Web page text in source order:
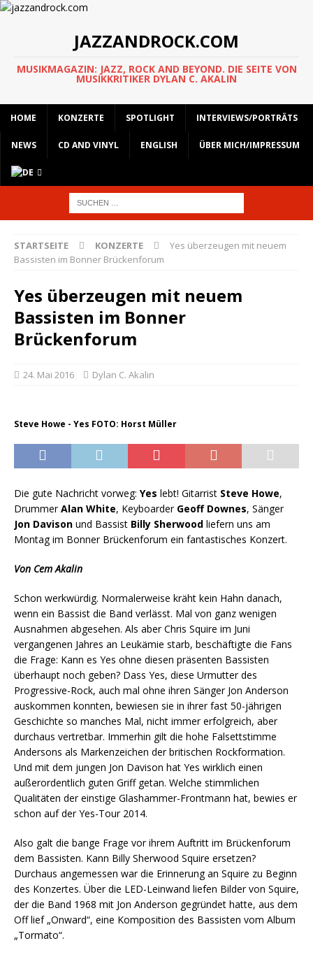
JAZZANDROCK.COM
MUSIKMAGAZIN: JAZZ, ROCK AND BEYOND. DIE SEITE VON
MUSIKKRITIKER DYLAN C. AKALIN
HOME KONZERTE SPOTLIGHT INTERVIEWS/PORTRÄTS
NEWS CD AND VINYL ENGLISH ÜBER MICH/IMPRESSUM
STARTSEITE KONZERTE
Yes überzeugen mit neuem
Bassisten im Bonner Brückenforum
Yes überzeugen mit neuem
Bassisten im Bonner
Brückenforum
24. Mai 2016 Dylan C. Akalin
Steve Howe - Yes FOTO: Horst Müller
Die gute Nachricht vorweg: Yes lebt! Gitarrist Steve Howe,
DrummerAlan White, Keyboarder Geoff Downes, Sänger
Jon Davison und Bassist Billy Sherwood liefern uns am
Montag im Bonner Brückenforum ein fantastisches Konzert.
Von Cem Akalin
Schon werkwürdig. Normalerweise kräht kein Hahn danach,
wenn ein Bassist die Band verlässt. Mal von ganz wenigen
Ausnahmen abgesehen. Als aber Chris Squire im Juni
vergangenen Jahres an Leukämie starb, beschäftigte die Fans
die Frage: Kann es Yes ohne diesen präsenten Bassisten
überhaupt noch geben? Dass Yes, diese Urmutter des
Progressive-Rock, auch mal ohne ihren Sänger Jon Anderson
auskommen konnten, bewiesen sie in ihrer fast 50-jährigen
Geschichte so manches Mal, nicht immer erfolgreich, aber
durchaus vertretbar. Immerhin gilt die hohe Falsettstimme
Andersons als Markenzeichen der britischen Rockformation.
Und mit dem jungen Jon Davison hat Yes wirklich einen
außerordentlich guten Griff getan. Welche stimmlichen
Qualitäten der einstige Glashammer-Frontmann hat, bewies er
schon auf der Yes-Tour 2014.
Also galt die bange Frage vor ihrem Auftritt im Brückenforum
dem Bassisten. Kann Billy Sherwood Squire ersetzen?
Durchaus angemessen war die Erinnerung an Squire zu Beginn
des Konzertes. Über die LED-Leinwand liefen Bilder von Squire,
der die Band 1968 mit Jon Anderson gegründet hatte, aus dem
Off lief „Onward“, eine Komposition des Bassisten vom Album
„Tormato“.